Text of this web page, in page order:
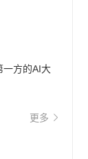
一方的AI大
更多